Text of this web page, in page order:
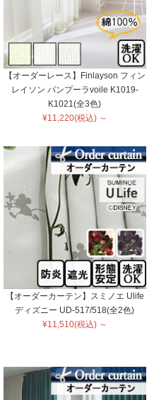
【オーダーレース】Finlayson フィン
レイソン パンプーラvoile K1019-
K1021(全3色)
¥11,220(税込) ～
【オーダーカーテン】スミノエ Ulife
ディズニー UD-517/518(全2色)
¥11,510(税込) ～